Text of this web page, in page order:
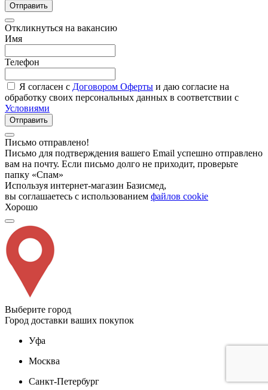
Отправить
Откликнуться на вакансию
Имя
Телефон
Я согласен с Договором Оферты и даю согласие на
обработку своих персональных данных в соответствии с
Условиями
Отправить
Письмо отправлено!
Письмо для подтверждения вашего Email успешно отправлено
вам на почту. Если письмо долго не приходит, проверьте
папку «Спам»
Используя интернет-магазин Базисмед,
вы соглашаетесь с использованием файлов cookie
Хорошо
Выберите город
Город доставки ваших покупок
Уфа
Москва
Санкт-Петербург